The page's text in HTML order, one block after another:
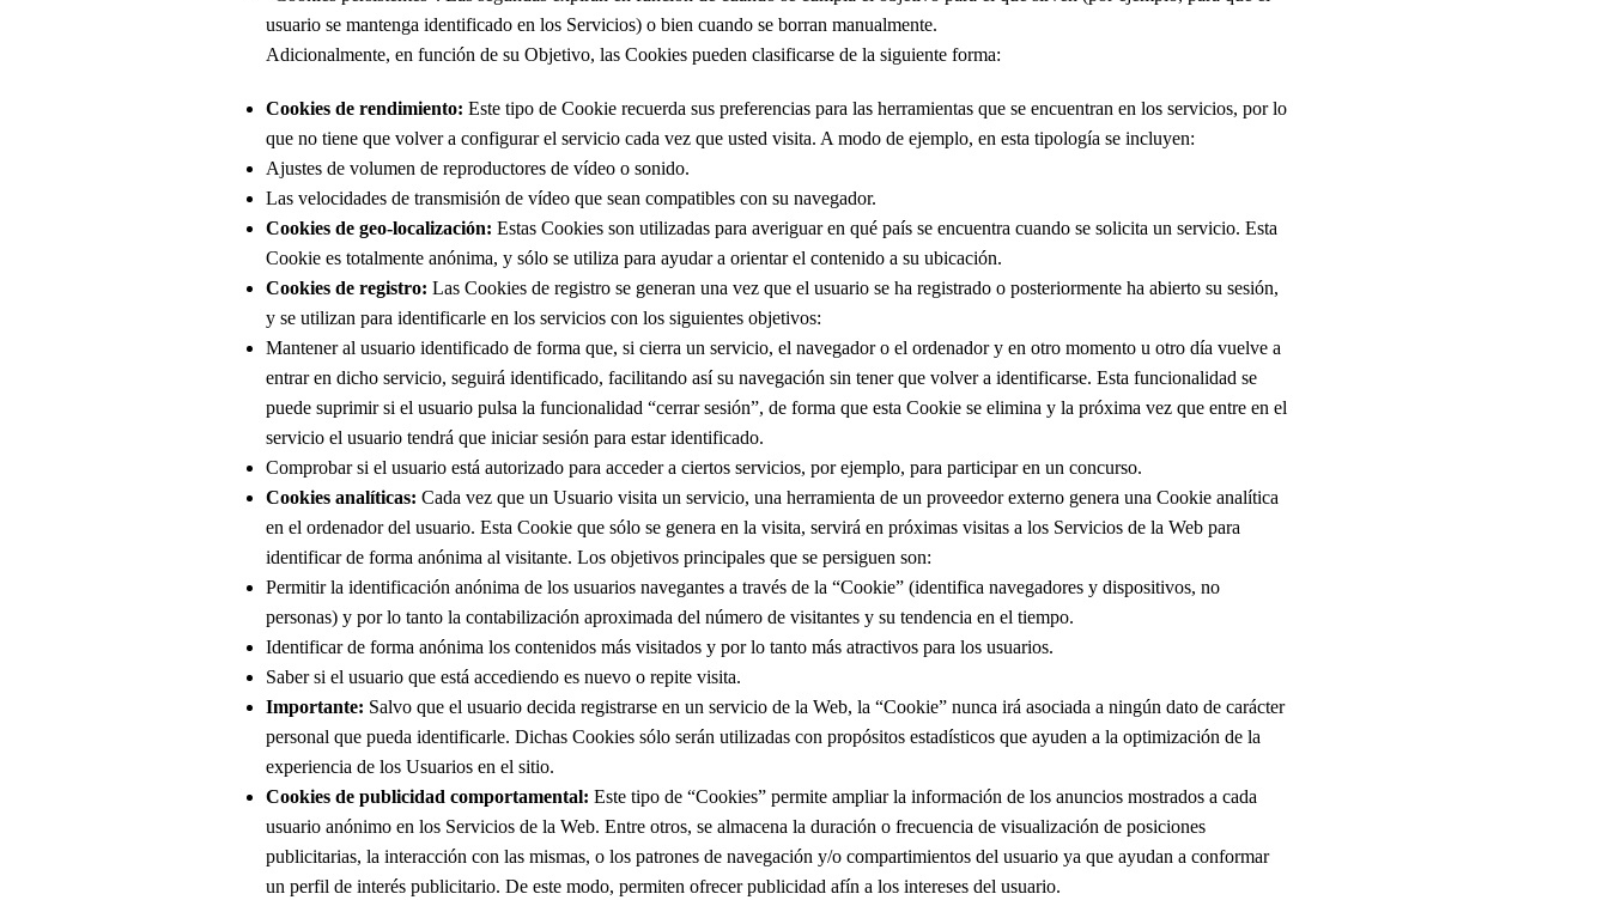
usuario se mantenga identificado en los Servicios) o bien cuando se borran manualmente.
Adicionalmente, en función de su Objetivo, las Cookies pueden clasificarse de la siguiente forma:
Cookies de rendimiento: Este tipo de Cookie recuerda sus preferencias para las herramientas que se encuentran en los servicios, por lo
que no tiene que volver a configurar el servicio cada vez que usted visita. A modo de ejemplo, en esta tipología se incluyen:
Ajustes de volumen de reproductores de vídeo o sonido.
Las velocidades de transmisión de vídeo que sean compatibles con su navegador.
Cookies de geo-localización: Estas Cookies son utilizadas para averiguar en qué país se encuentra cuando se solicita un servicio. Esta
Cookie es totalmente anónima, y sólo se utiliza para ayudar a orientar el contenido a su ubicación.
Cookies de registro: Las Cookies de registro se generan una vez que el usuario se ha registrado o posteriormente ha abierto su sesión,
y se utilizan para identificarle en los servicios con los siguientes objetivos:
Mantener al usuario identificado de forma que, si cierra un servicio, el navegador o el ordenador y en otro momento u otro día vuelve a
entrar en dicho servicio, seguirá identificado, facilitando así su navegación sin tener que volver a identificarse. Esta funcionalidad se
puede suprimir si el usuario pulsa la funcionalidad “cerrar sesión”, de forma que esta Cookie se elimina y la próxima vez que entre en el
servicio el usuario tendrá que iniciar sesión para estar identificado.
Comprobar si el usuario está autorizado para acceder a ciertos servicios, por ejemplo, para participar en un concurso.
Cookies analíticas: Cada vez que un Usuario visita un servicio, una herramienta de un proveedor externo genera una Cookie analítica
en el ordenador del usuario. Esta Cookie que sólo se genera en la visita, servirá en próximas visitas a los Servicios de la Web para
identificar de forma anónima al visitante. Los objetivos principales que se persiguen son:
Permitir la identificación anónima de los usuarios navegantes a través de la “Cookie” (identifica navegadores y dispositivos, no
personas) y por lo tanto la contabilización aproximada del número de visitantes y su tendencia en el tiempo.
Identificar de forma anónima los contenidos más visitados y por lo tanto más atractivos para los usuarios.
Saber si el usuario que está accediendo es nuevo o repite visita.
Importante: Salvo que el usuario decida registrarse en un servicio de la Web, la “Cookie” nunca irá asociada a ningún dato de carácter
personal que pueda identificarle. Dichas Cookies sólo serán utilizadas con propósitos estadísticos que ayuden a la optimización de la
experiencia de los Usuarios en el sitio.
Cookies de publicidad comportamental: Este tipo de “Cookies” permite ampliar la información de los anuncios mostrados a cada
usuario anónimo en los Servicios de la Web. Entre otros, se almacena la duración o frecuencia de visualización de posiciones
publicitarias, la interacción con las mismas, o los patrones de navegación y/o compartimientos del usuario ya que ayudan a conformar
un perfil de interés publicitario. De este modo, permiten ofrecer publicidad afín a los intereses del usuario.